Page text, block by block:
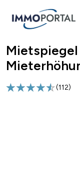
Breadcrumb
(112)